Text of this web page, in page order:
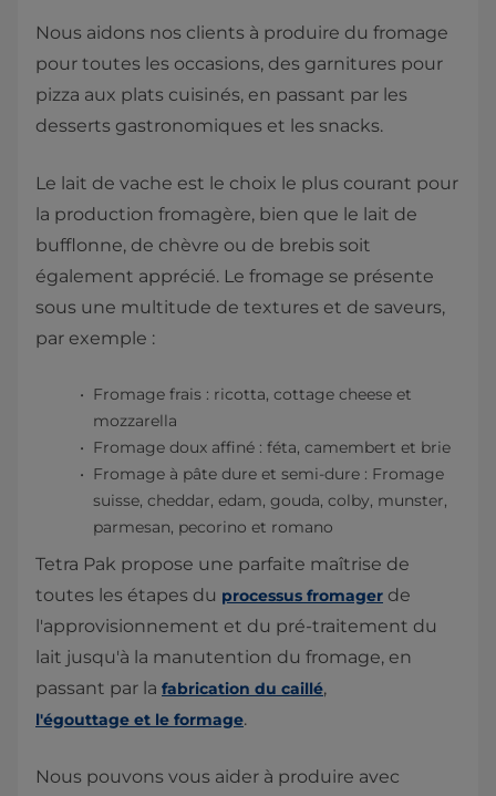
Nous aidons nos clients à produire du fromage
pour toutes les occasions, des garnitures pour
pizza aux plats cuisinés, en passant par les
desserts gastronomiques et les snacks.
Le lait de vache est le choix le plus courant pour
la production fromagère, bien que le lait de
bufflonne, de chèvre ou de brebis soit
également apprécié. Le fromage se présente
sous une multitude de textures et de saveurs,
par exemple :
Fromage frais : ricotta, cottage cheese et
mozzarella
Fromage doux affiné : féta, camembert et brie
Fromage à pâte dure et semi-dure : Fromage
suisse, cheddar, edam, gouda, colby, munster,
parmesan, pecorino et romano
Tetra Pak propose une parfaite maîtrise de
toutes les étapes du processus fromager de
l'approvisionnement et du pré-traitement du
lait jusqu'à la manutention du fromage, en
passant par la fabrication du caillé,
l'égouttage et le formage.
Nous pouvons vous aider à produire avec